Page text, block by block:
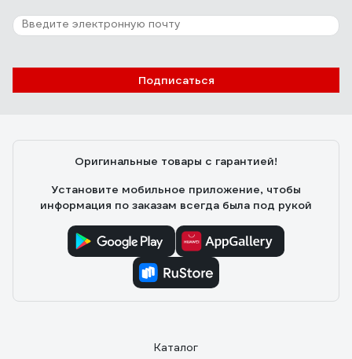
Подписаться
Оригинальные товары с гарантией!
Установите мобильное приложение, чтобы
информация по заказам всегда была под рукой
Каталог